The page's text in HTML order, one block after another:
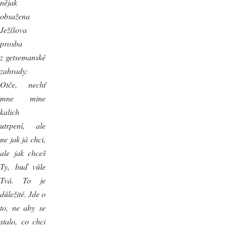
nějak
obsažena
Ježíšova
prosba
z getsemanské
zahrady:
Otče, nechť
mne mine
kalich
utrpení, ale
ne jak já chci,
ale jak chceš
Ty, buď vůle
Tvá. To je
důležité. Jde o
to, ne aby se
stalo, co chci